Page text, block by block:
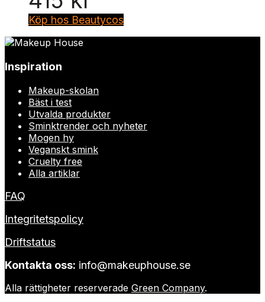
Köp hos Beautycos
Inspiration
Makeup-skolan
Bäst i test
Utvalda produkter
Sminktrender och nyheter
Mogen hy
Veganskt smink
Cruelty free
Alla artiklar
FAQ
Integritetspolicy
Driftstatus
Kontakta oss: info@makeuphouse.se
Alla rättigheter reserverade Green Company.